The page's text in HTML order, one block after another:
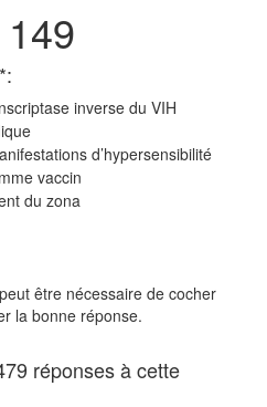
inverse du VIH
d’hypersensibilité
vaccin
du zona
être nécessaire de cocher
la bonne réponse.
réponses à cette